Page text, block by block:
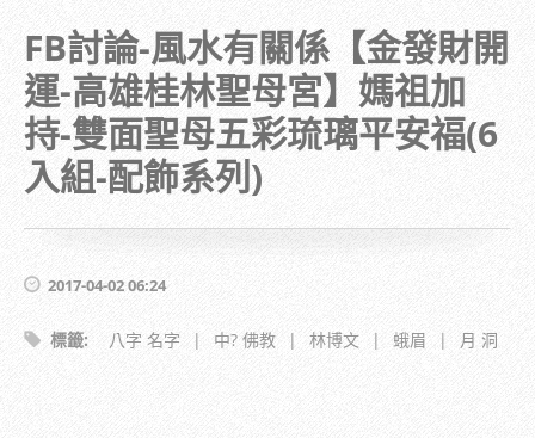
FB討論-風水有關係【金發財開
運-高雄桂林聖母宮】媽祖加
持-雙面聖母五彩琉璃平安福(6
入組-配飾系列)
2017-04-02 06:24
標籤: 八字 名字 | 中? 佛教 | 林博文 | 蛾眉 | 月 洞